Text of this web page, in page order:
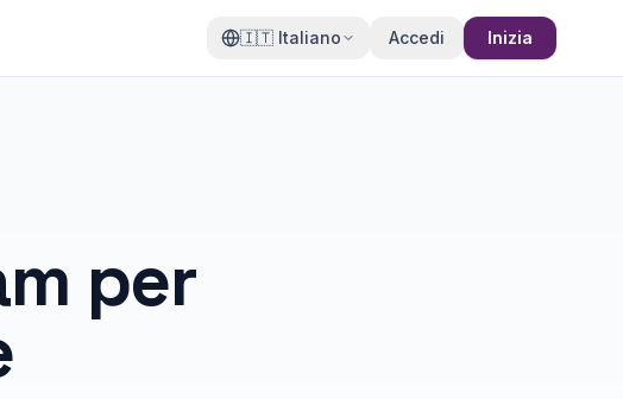
🇮🇹 Italiano Accedi Inizia
per